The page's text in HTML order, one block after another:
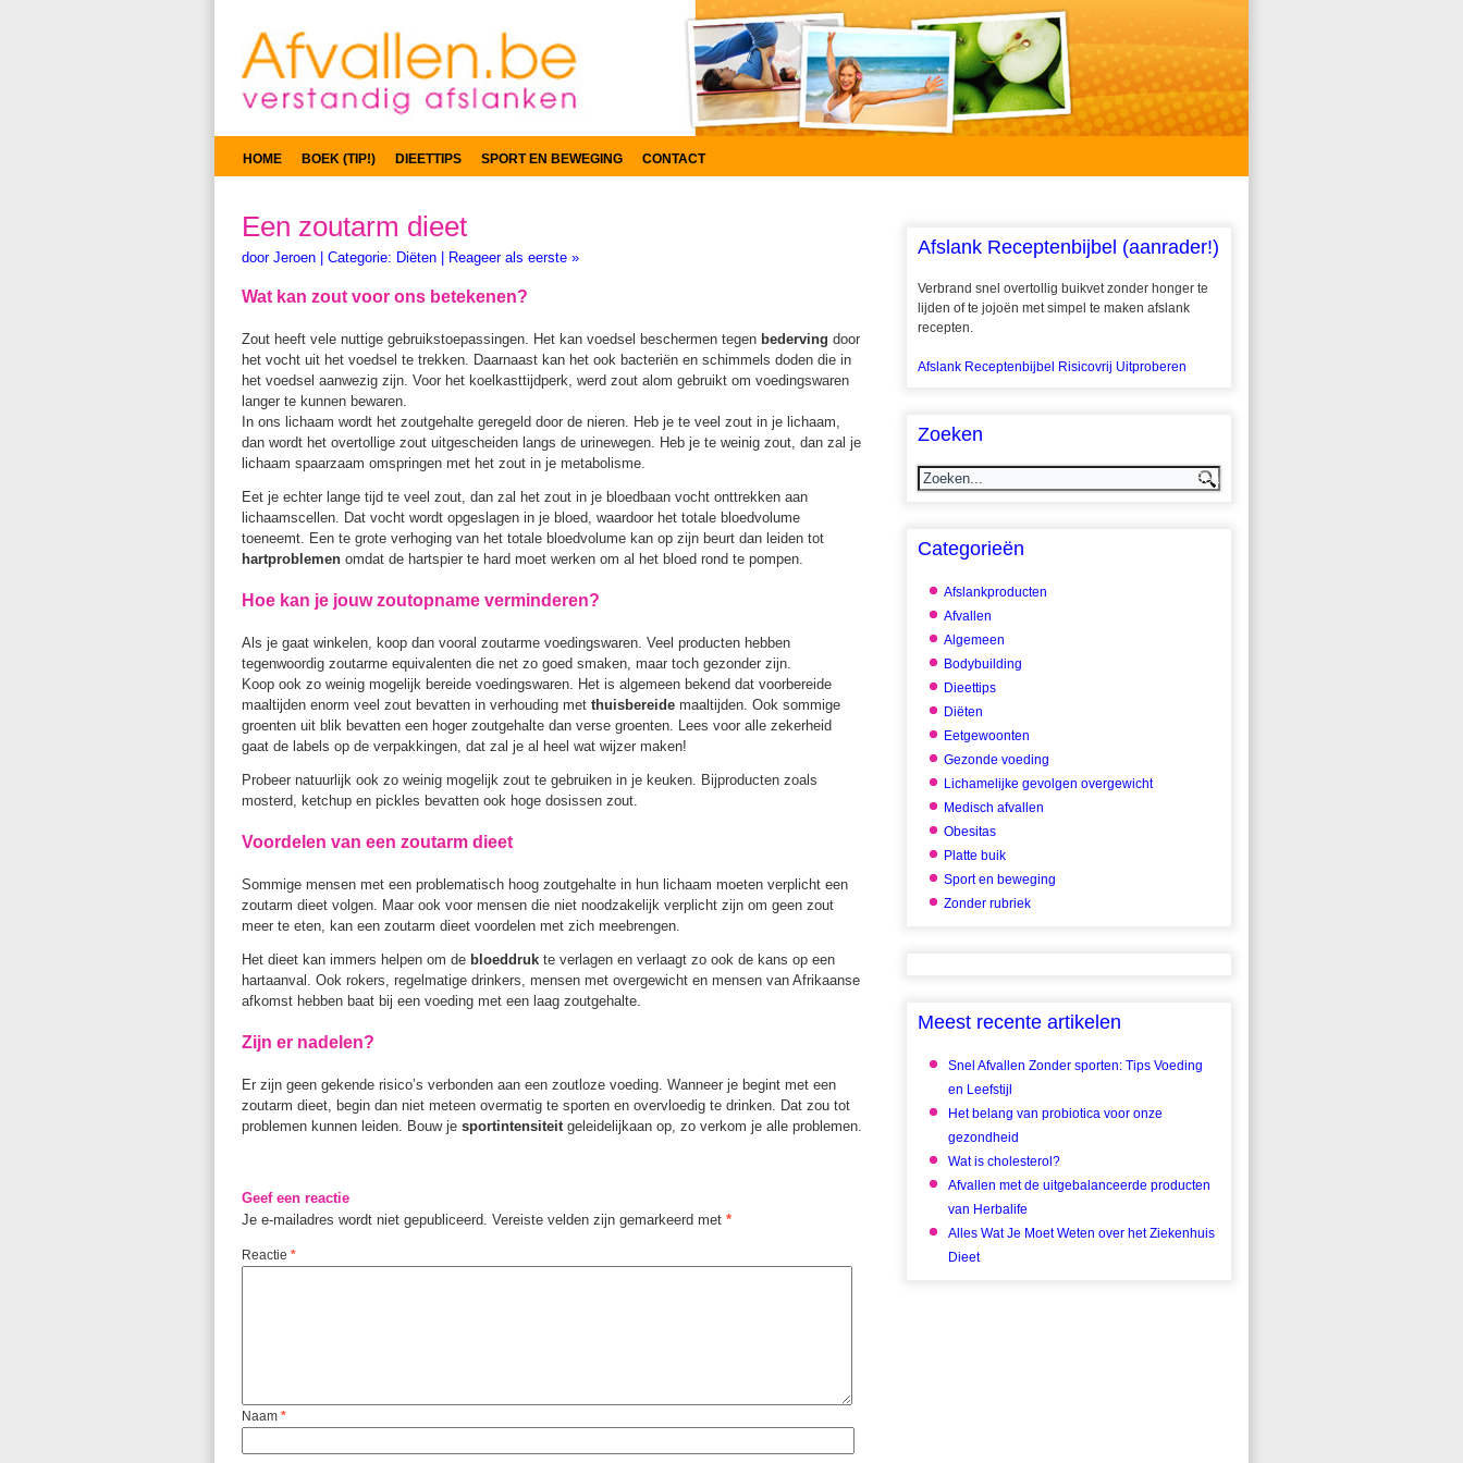
HOME BOEK (TIP!) DIEETTIPS SPORT EN BEWEGING CONTACT
Een zoutarm dieet
door Jeroen Categorie: Diëten Reageer als eerste »
Wat kan zout voor ons betekenen?
Zout heeft vele nuttige gebruikstoepassingen. Het kan voedsel beschermen tegen bederving door
het vocht uit het voedsel te trekken. Daarnaast kan het ook bacteriën en schimmels doden die in
het voedsel aanwezig zijn. Voor het koelkasttijdperk, werd zout alom gebruikt om voedingswaren
langer te kunnen bewaren.
In ons lichaam wordt het zoutgehalte geregeld door de nieren. Heb je te veel zout in je lichaam,
dan wordt het overtollige zout uitgescheiden langs de urinewegen. Heb je te weinig zout, dan zal je
lichaam spaarzaam omspringen met het zout in je metabolisme.
Eet je echter lange tijd te veel zout, dan zal het zout in je bloedbaan vocht onttrekken aan
lichaamscellen. Dat vocht wordt opgeslagen in je bloed, waardoor het totale bloedvolume
toeneemt. Een te grote verhoging van het totale bloedvolume kan op zijn beurt dan leiden tot
hartproblemen omdat de hartspier te hard moet werken om al het bloed rond te pompen.
Hoe kan je jouw zoutopname verminderen?
Als je gaat winkelen, koop dan vooral zoutarme voedingswaren. Veel producten hebben
tegenwoordig zoutarme equivalenten die net zo goed smaken, maar toch gezonder zijn.
Koop ook zo weinig mogelijk bereide voedingswaren. Het is algemeen bekend dat voorbereide
maaltijden enorm veel zout bevatten in verhouding met thuisbereide maaltijden. Ook sommige
groenten uit blik bevatten een hoger zoutgehalte dan verse groenten. Lees voor alle zekerheid
gaat de labels op de verpakkingen, dat zal je al heel wat wijzer maken!
Probeer natuurlijk ook zo weinig mogelijk zout te gebruiken in je keuken. Bijproducten zoals
mosterd, ketchup en pickles bevatten ook hoge dosissen zout.
Voordelen van een zoutarm dieet
Sommige mensen met een problematisch hoog zoutgehalte in hun lichaam moeten verplicht een
zoutarm dieet volgen. Maar ook voor mensen die niet noodzakelijk verplicht zijn om geen zout
meer te eten, kan een zoutarm dieet voordelen met zich meebrengen.
Het dieet kan immers helpen om de bloeddruk te verlagen en verlaagt zo ook de kans op een
hartaanval. Ook rokers, regelmatige drinkers, mensen met overgewicht en mensen van Afrikaanse
afkomst hebben baat bij een voeding met een laag zoutgehalte.
Zijn er nadelen?
Er zijn geen gekende risico’s verbonden aan een zoutloze voeding. Wanneer je begint met een
zoutarm dieet, begin dan niet meteen overmatig te sporten en overvloedig te drinken. Dat zou tot
problemen kunnen leiden. Bouw je sportintensiteit geleidelijkaan op, zo verkom je alle problemen.
Geef een reactie
Je e-mailadres wordt niet gepubliceerd. Vereiste velden zijn gemarkeerd met *
Reactie *
Naam *
Afslank Receptenbijbel (aanrader!)
Verbrand snel overtollig buikvet zonder honger te
lijden of te jojoën met simpel te maken afslank
recepten.
Afslank Receptenbijbel Risicovrij Uitproberen
Zoeken
Categorieën
Afslankproducten
Afvallen
Algemeen
Bodybuilding
Dieettips
Diëten
Eetgewoonten
Gezonde voeding
Lichamelijke gevolgen overgewicht
Medisch afvallen
Obesitas
Platte buik
Sport en beweging
Zonder rubriek
Meest recente artikelen
Snel Afvallen Zonder sporten: Tips Voeding
en Leefstijl
Het belang van probiotica voor onze
gezondheid
Wat is cholesterol?
Afvallen met de uitgebalanceerde producten
van Herbalife
Alles Wat Je Moet Weten over het Ziekenhuis
Dieet